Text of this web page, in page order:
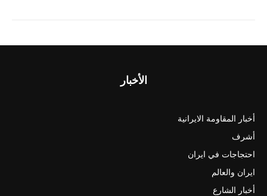
الأخبار
أخبار المقاومة الايرانية
أشرف
احتجاجات في ايران
ايران والعالم
أخبار الشارع